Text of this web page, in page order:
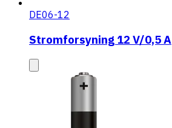
DE06-12
Stromforsyning 12 V/0,5 A